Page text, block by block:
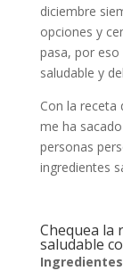
diciembre
opciones y
pasa, por
saludable y
Con la receta
me ha
personas
ingredientes
Chequea la
saludable